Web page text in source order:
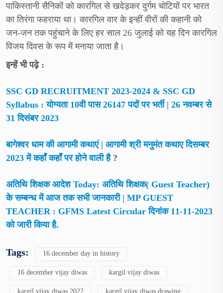
पाकिस्तानी सैनिकों को कारगिल से खदेड़कर दुर्गम चोटियों पर भारत
का तिरंगा फहराया था। कारगिल वार के इन्हीं वीरों की कहानी को
जन-जन तक पहुंचाने के लिए हर साल 26 जुलाई को यह दिन कारगिल
विजय दिवस के रूप में मनाया जाता है।
इन्हें भी पढ़े :
SSC GD RECRUITMENT 2023-2024 & SSC GD
Syllabus : योग्यता 10वी पास 26147 पदों पर भर्ती | 26 नवम्बर से
31 दिसंबर 2023
बागेश्वर धाम की आगामी कथाएं | आगामी श्री मनुमंत कथाए दिसम्बर
2023 में कहाँ कहाँ पर होने वाली है?
अतिथि शिक्षक आदेश Today: अतिथि शिक्षक( Guest Teacher)
के सम्बन्ध में आज तक सभी जानकारी | MP GUEST
TEACHER : GFMS Latest Circular दिनांक 11-11-2023
को जारी किया है.
Tags: 16 december day in history
16 december vijay diwas kargil vijay diwas
kargil vijay diwas 2022 kargil vijay diwas drawing